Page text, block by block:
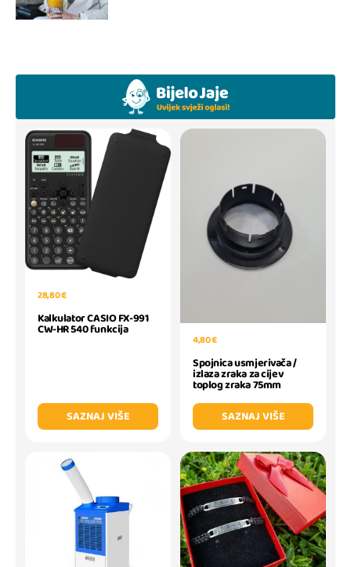
28,80 €
Kalkulator CASIO FX-991
CW-HR 540 funkcija
SAZNAJ VIŠE
4,80 €
Spojnica usmjerivača /
izlaza zraka za cijev
toplog zraka 75mm
SAZNAJ VIŠE